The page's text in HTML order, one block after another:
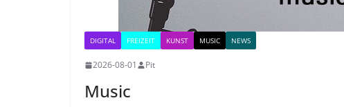
DIGITAL FREIZEIT KUNST MUSIC NEWS
2026-08-01 Pit
Music